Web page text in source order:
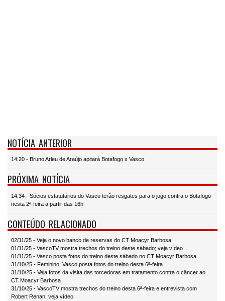
NOTÍCIA ANTERIOR
14:20 - Bruno Arleu de Araújo apitará Botafogo x Vasco
PRÓXIMA NOTÍCIA
14:34 - Sócios estatutários do Vasco terão resgates para o jogo contra o Botafogo
nesta 2ª-feira a partir das 16h
CONTEÚDO RELACIONADO
02/11/25 - Veja o novo banco de reservas do CT Moacyr Barbosa
01/11/25 - VascoTV mostra trechos do treino deste sábado; veja vídeo
01/11/25 - Vasco posta fotos do treino deste sábado no CT Moacyr Barbosa
31/10/25 - Feminino: Vasco posta fotos do treino desta 6ª-feira
31/10/25 - Veja fotos da visita das torcedoras em tratamento contra o câncer ao
CT Moacyr Barbosa
31/10/25 - VascoTV mostra trechos do treino desta 6ª-feira e entrevista com
Robert Renan; veja vídeo